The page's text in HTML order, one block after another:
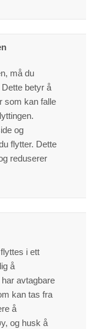
må du
betyr å
som kan falle
og
flytter. Dette
reduserer
i ett
å
avtagbare
kan tas fra
å
og husk å